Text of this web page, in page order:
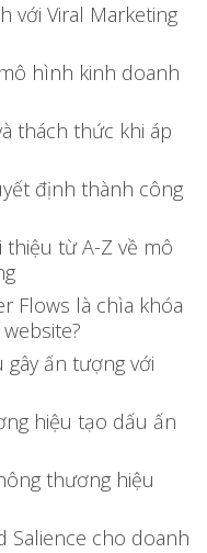
với Viral Marketing
hình kinh doanh
thách thức khi áp
định thành công
thiệu từ A-Z về mô
Flows là chìa khóa
ấn tượng với
hiệu tạo dấu ấn
thương hiệu
Salience cho doanh